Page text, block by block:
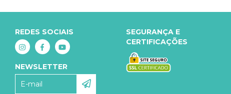
REDES SOCIAIS
NEWSLETTER
SEGURANÇA E
CERTIFICAÇÕES